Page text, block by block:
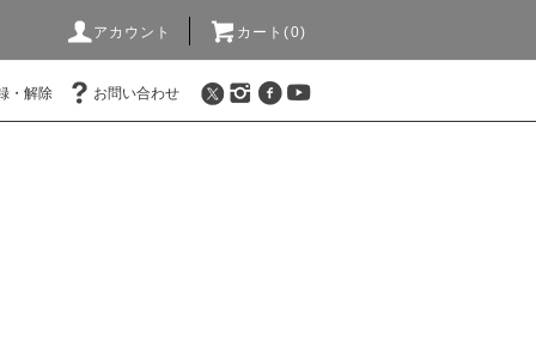
アカウント カート(0)
・解除 お問い合わせ